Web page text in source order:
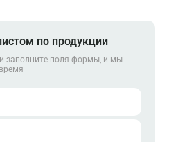
по продукции
заполните поля формы, и мы